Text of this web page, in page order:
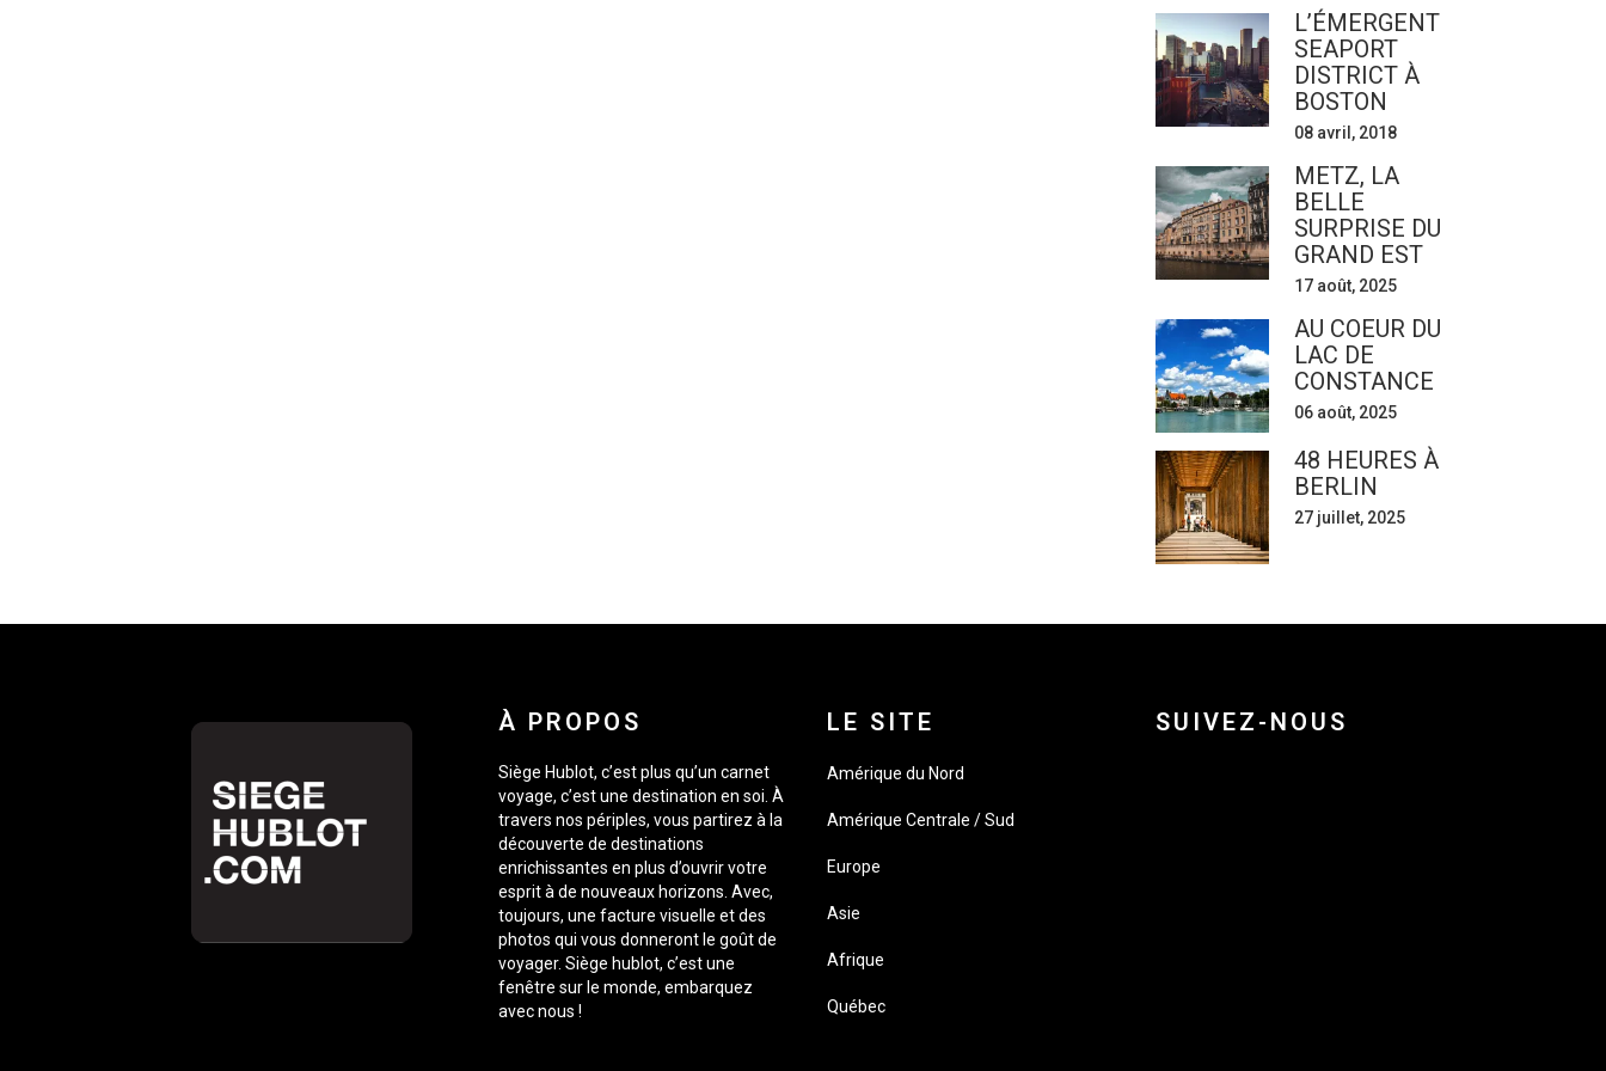
L’ÉMERGENT
SEAPORT
DISTRICT À
BOSTON
08 avril, 2018
METZ, LA
BELLE
SURPRISE DU
GRAND EST
17 août, 2025
AU COEUR DU
LAC DE
CONSTANCE
06 août, 2025
48 HEURES À
BERLIN
27 juillet, 2025
À PROPOS
Siège Hublot, c’est plus qu’un carnet
voyage, c’est une destination en soi. À
travers nos périples, vous partirez à la
découverte de destinations
enrichissantes en plus d’ouvrir votre
esprit à de nouveaux horizons. Avec,
toujours, une facture visuelle et des
photos qui vous donneront le goût de
voyager. Siège hublot, c’est une
fenêtre sur le monde, embarquez
avec nous !
LE SITE
Amérique du Nord
Amérique Centrale / Sud
Europe
Asie
Afrique
Québec
SUIVEZ-NOUS